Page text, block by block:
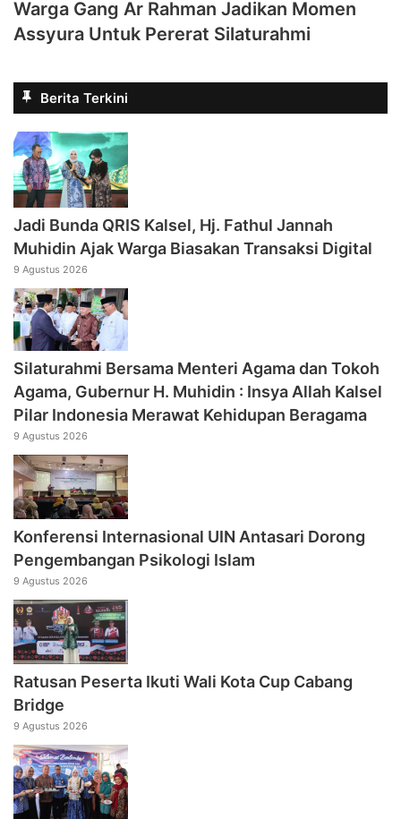
Warga Gang Ar Rahman Jadikan Momen
Assyura Untuk Pererat Silaturahmi
Berita Terkini
Jadi Bunda QRIS Kalsel, Hj. Fathul Jannah
Muhidin Ajak Warga Biasakan Transaksi Digital
9 Agustus 2026
Silaturahmi Bersama Menteri Agama dan Tokoh
Agama, Gubernur H. Muhidin : Insya Allah Kalsel
Pilar Indonesia Merawat Kehidupan Beragama
9 Agustus 2026
Konferensi Internasional UIN Antasari Dorong
Pengembangan Psikologi Islam
9 Agustus 2026
Ratusan Peserta Ikuti Wali Kota Cup Cabang
Bridge
9 Agustus 2026